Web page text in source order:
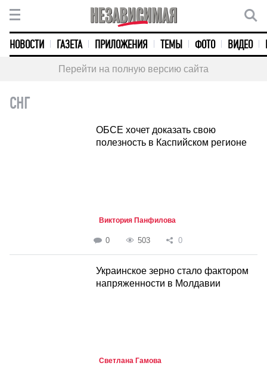
НОВОСТИ ГАЗЕТА ПРИЛОЖЕНИЯ ТЕМЫ ФОТО ВИДЕО
Перейти на полную версию сайта
СНГ
ОБСЕ хочет доказать свою
полезность в Каспийском регионе
Виктория Панфилова
0 503 0
Украинское зерно стало фактором
напряженности в Молдавии
Светлана Гамова